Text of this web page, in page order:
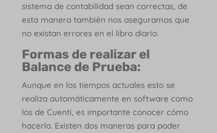
sistema de contabilidad sean correctas, de
esta manera también nos aseguramos que
no existan errores en el libro diario.
Formas de realizar el
Balance de Prueba:
Aunque en los tiempos actuales esto se
realiza automáticamente en software como
los de Cuenti, es importante conocer cómo
hacerlo. Existen dos maneras para poder